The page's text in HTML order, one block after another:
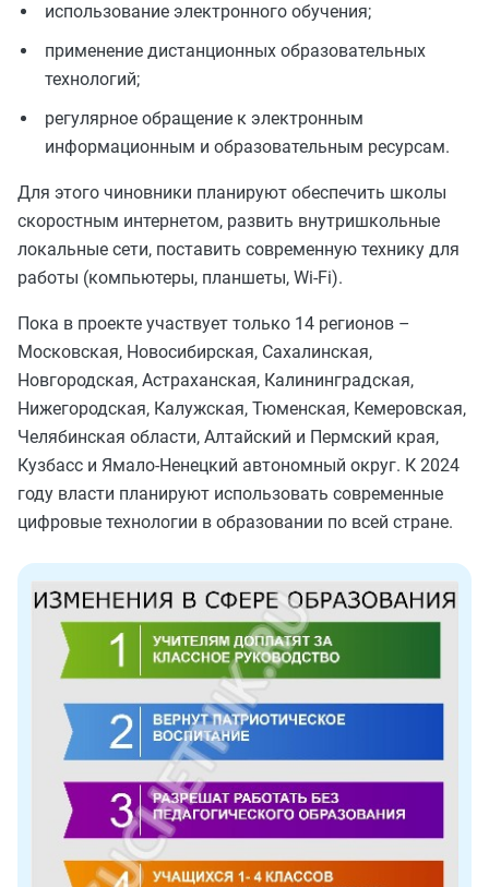
использование электронного обучения;
применение дистанционных образовательных
технологий;
регулярное обращение к электронным
информационным и образовательным ресурсам.
Для этого чиновники планируют обеспечить школы
скоростным интернетом, развить внутришкольные
локальные сети, поставить современную технику для
работы (компьютеры, планшеты, Wi-Fi).
Пока в проекте участвует только 14 регионов –
Московская, Новосибирская, Сахалинская,
Новгородская, Астраханская, Калининградская,
Нижегородская, Калужская, Тюменская, Кемеровская,
Челябинская области, Алтайский и Пермский края,
Кузбасс и Ямало-Ненецкий автономный округ. К 2024
году власти планируют использовать современные
цифровые технологии в образовании по всей стране.